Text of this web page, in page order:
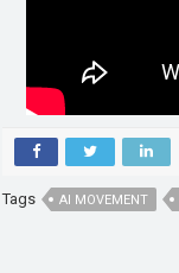
Tags AI MOVEMENT